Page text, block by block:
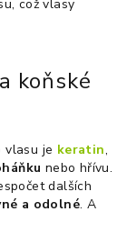
což vlasy
koňské
vlasu je keratin,
nebo hřívu.
dalších
a odolné. A